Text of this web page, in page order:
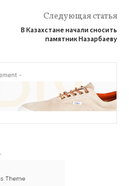
Следующая статья
В Казахстане начали сносить
памятник Назарбаеву
-